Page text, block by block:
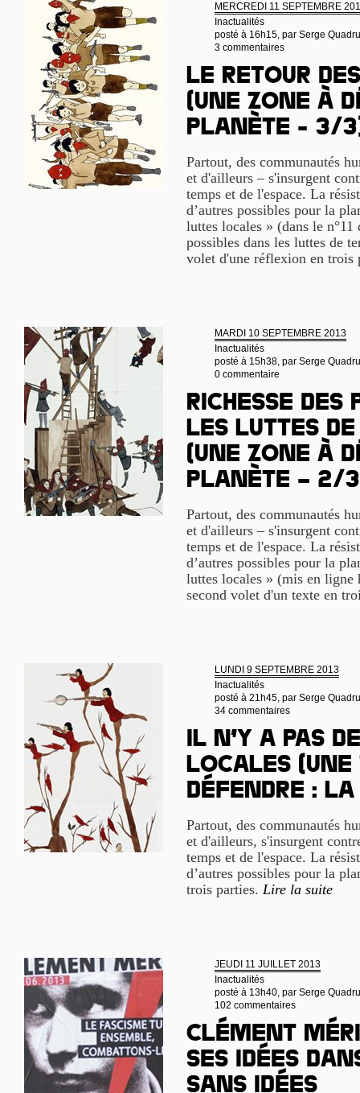
MERCREDI 11 SEPTEMBRE
Inactualités
posté à 16h15, par Serge
3 commentaires
Le retour
(une Zone à
Planète - 3/
Partout, des communautés
et d'ailleurs – s'insurgent
temps et de l'espace. La
d’autres possibles pour la
luttes locales » (dans le n°11
possibles dans les luttes de
volet d'une réflexion en trois
MARDI 10 SEPTEMBRE 2013
Inactualités
posté à 15h38, par Serge
0 commentaire
Richesse
les luttes
(Une Zone à
Planète – 2/
Partout, des communautés
et d'ailleurs – s'insurgent
temps et de l'espace. La
d’autres possibles pour la
luttes locales » (mis en
second volet d'un texte en
LUNDI 9 SEPTEMBRE 2013
Inactualités
posté à 21h45, par Serge
34 commentaires
Il n’y a pas
locales (Une
Défendre :
Partout, des communautés
et d'ailleurs, s'insurgent
temps et de l'espace. La
d’autres possibles pour la
trois parties. Lire la suite
JEUDI 11 JUILLET 2013
Inactualités
posté à 13h40, par Serge
102 commentaires
Clément
ses idées
sans idées